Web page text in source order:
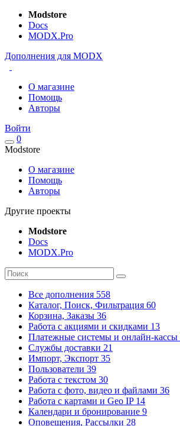
Modstore
Docs
MODX.Pro
Дополнения для MODX
О магазине
Помощь
Авторы
Войти
0
Modstore
О магазине
Помощь
Авторы
Другие проекты
Modstore
Docs
MODX.Pro
Все дополнения 558
Каталог, Поиск, Фильтрация 60
Корзина, Заказы 36
Работа с акциями и скидками 13
Платежные системы и онлайн-кассы
Службы доставки 21
Импорт, Экспорт 35
Пользователи 39
Работа с текстом 30
Работа с фото, видео и файлами 36
Работа с картами и Geo IP 14
Календари и бронирование 9
Оповещения, Рассылки 28